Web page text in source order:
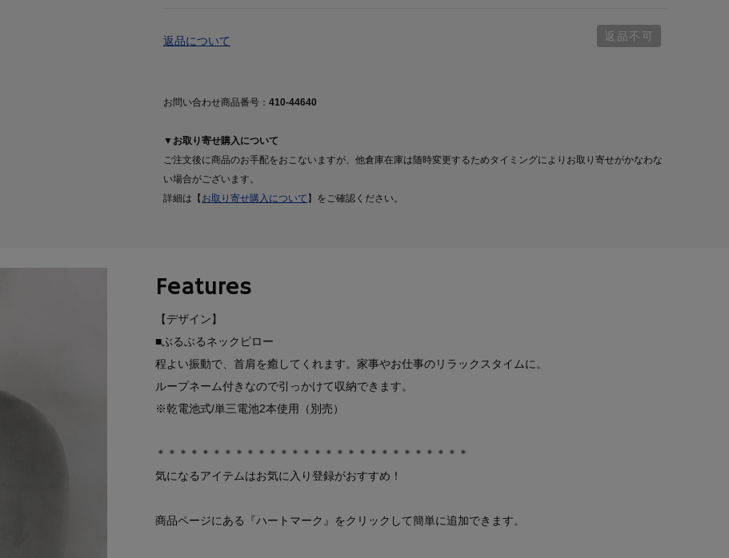
返品不可
返品について
お問い合わせ商品番号： 410-44640
▼お取り寄せ購入について
ご注文後に商品のお手配をおこないますが、他倉庫在庫は随時変更するためタイミングによりお取り寄せがかなわな
い場合がございます。
詳細は【 お取り寄せ購入について 】をご確認ください。
Features
【デザイン】
■ぶるぶるネックピロー
程よい振動で、首肩を癒してくれます。家事やお仕事のリラックスタイムに。
ループネーム付きなので引っかけて収納できます。
※乾電池式/単三電池2本使用（別売）
＊＊＊＊＊＊＊＊＊＊＊＊＊＊＊＊＊＊＊＊＊＊＊＊＊＊＊＊
気になるアイテムはお気に入り登録がおすすめ！
商品ページにある『ハートマーク』をクリックして簡単に追加できます。